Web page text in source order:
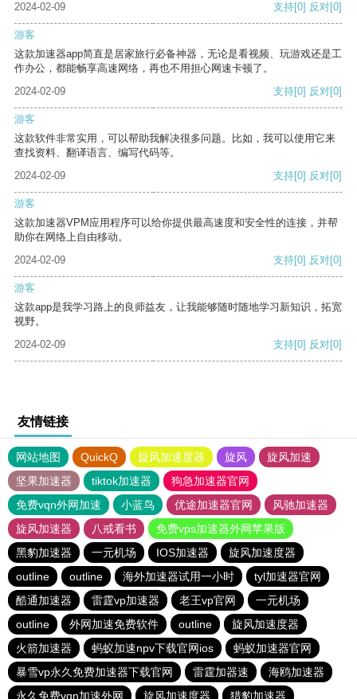
2024-02-09
支持[0] 反对[0]
游客
这款加速器app简直是居家旅行必备神器，无论是看视频、玩游戏还是工
作办公，都能畅享高速网络，再也不用担心网速卡顿了。
2024-02-09
支持[0] 反对[0]
游客
这款软件非常实用，可以帮助我解决很多问题。比如，我可以使用它来
查找资料、翻译语言、编写代码等。
2024-02-09
支持[0] 反对[0]
游客
这款加速器VPM应用程序可以给你提供最高速度和安全性的连接，并帮
助你在网络上自由移动。
2024-02-09
支持[0] 反对[0]
游客
这款app是我学习路上的良师益友，让我能够随时随地学习新知识，拓宽
视野。
2024-02-09
支持[0] 反对[0]
友情链接
网站地图 QuickQ 旋风加速度器 旋风
旋风加速
坚果加速器
tiktok加速器
狗急加速器官网
免费vqn外网加速
小蓝鸟 优途加速器官网
风驰加速器
旋风加速器
八戒看书
免费vps加速器外网苹果版
黑豹加速器
一元机场 IOS加速器
旋风加速度器
outline
outline 海外加速器试用一小时
tyl加速器官网
酷通加速器
雷霆vp加速器 老王vp官网
一元机场
outline
外网加速免费软件 outline
旋风加速度器
火箭加速器
蚂蚁加速npv下载官网ios
蚂蚁加速器官网
暴雪vp永久免费加速器下载官网
雷霆加器速
海鸥加速器
永久免费vqn加速外网
旋风加速度器 猎豹加速器